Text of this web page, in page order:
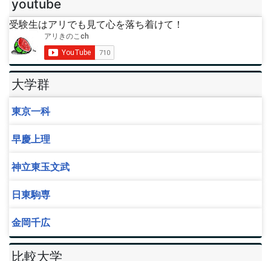
youtube
受験生はアリでも見て心を落ち着けて！
大学群
東京一科
早慶上理
神立東玉文武
日東駒専
金岡千広
比較大学